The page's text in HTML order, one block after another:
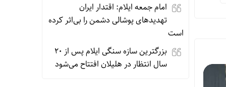
امام جمعه ایلام: اقتدار ایران
تهدیدهای پوشالی دشمن را بی‌اثر کرده
است
بزرگترین سازه سنگی ایلام پس از ۲۰
سال انتظار در هلیلان افتتاح می‌شود